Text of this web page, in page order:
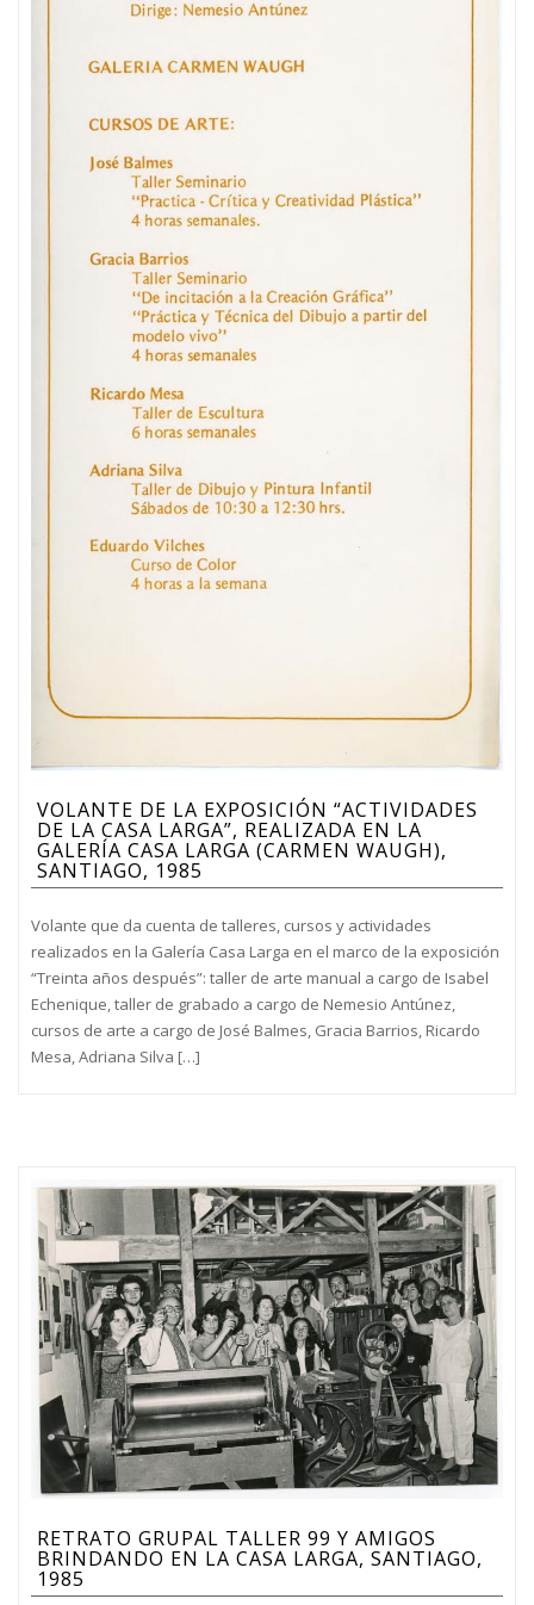
VOLANTE DE LA EXPOSICIÓN “ACTIVIDADES
DE LA CASA LARGA”, REALIZADA EN LA
GALERÍA CASA LARGA (CARMEN WAUGH),
SANTIAGO, 1985
Volante que da cuenta de talleres, cursos y actividades
realizados en la Galería Casa Larga en el marco de la exposición
“Treinta años después”: taller de arte manual a cargo de Isabel
Echenique, taller de grabado a cargo de Nemesio Antúnez,
cursos de arte a cargo de José Balmes, Gracia Barrios, Ricardo
Mesa, Adriana Silva […]
RETRATO GRUPAL TALLER 99 Y AMIGOS
BRINDANDO EN LA CASA LARGA, SANTIAGO,
1985